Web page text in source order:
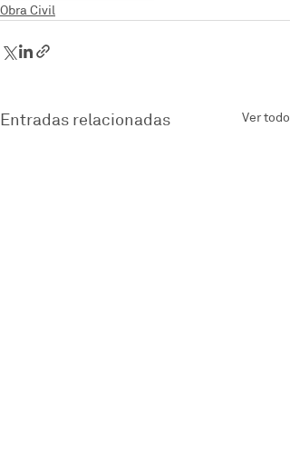
Obra Civil
Entradas relacionadas Ver todo